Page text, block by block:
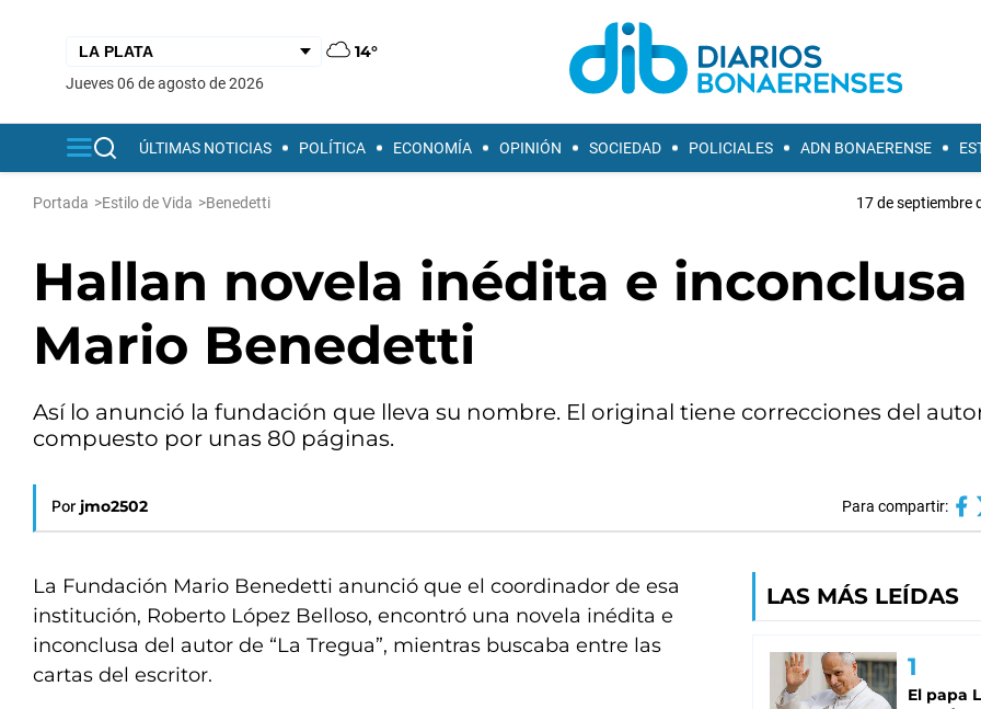
14°
jueves 06 de agosto de 2026
ÚLTIMAS NOTICIAS POLÍTICA ECONOMÍA OPINIÓN SOCIEDAD POLICIALES ADN BONAERENSE
Portada >Estilo de Vida >Benedetti 17 de septiembre
Hallan novela inédita e inconclusa
Mario Benedetti
Así lo anunció la fundación que lleva su nombre. El original tiene correcciones del
compuesto por unas 80 páginas.
Por jmo2502 Para compartir:
La Fundación Mario Benedetti anunció que el coordinador de esa
institución, Roberto López Belloso, encontró una novela inédita e
inconclusa del autor de “La Tregua”, mientras buscaba entre las
cartas del escritor.
LAS MÁS LEÍDAS
El papa